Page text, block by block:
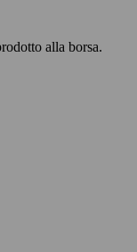
alla borsa.